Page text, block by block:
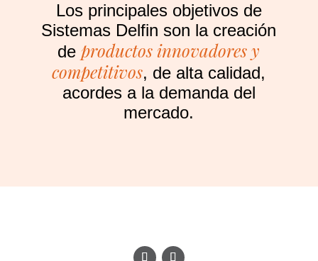
Los principales objetivos de
Sistemas Delfin son la creación
deproductos innovadores y
competitivos, de alta calidad,
acordes a la demanda del
mercado.